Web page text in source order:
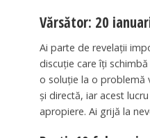
Vărsător: 20
Ai parte de revelații
discuție care îți
o soluție la o problemă
și directă, iar acest
apropiere. Ai grijă la